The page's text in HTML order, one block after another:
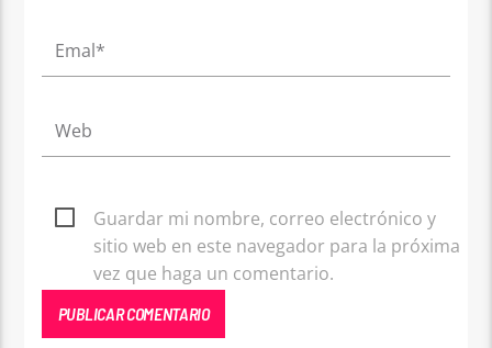
Guardar mi nombre, correo electrónico y
sitio web en este navegador para la próxima
vez que haga un comentario.